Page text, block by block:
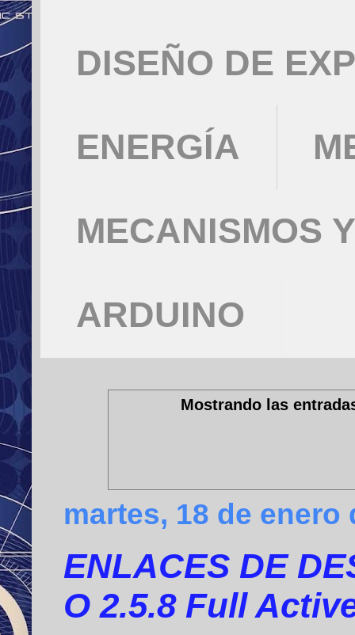
DISEÑO DE
ENERGÍA
MECANISMOS
ARDUINO
Mostrando las
martes, 18 de enero
ENLACES DE
O 2.5.8 Full